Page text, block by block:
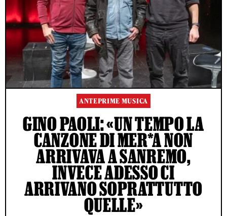
ANTEPRIME MUSICA
GINO PAOLI: «UN TEMPO LA
CANZONE DI MER*A NON
ARRIVAVA A SANREMO,
INVECE ADESSO CI
ARRIVANO SOPRATTUTTO
QUELLE»